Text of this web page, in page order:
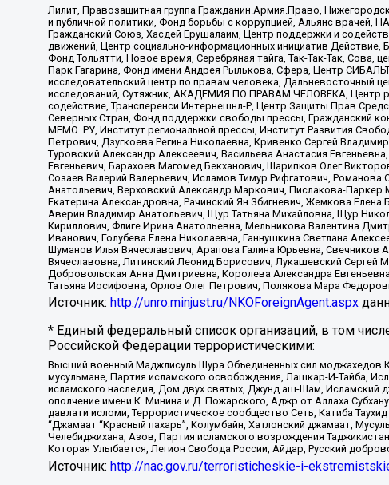
Лилит, Правозащитная группа Гражданин.Армия.Право,
и публичной политики, Фонд борьбы с коррупцией, Альянс
Гражданский Союз, Хасдей Ерушалаим, Центр поддержки и
движений, Центр социально-информационных инициатив
Фонд Тольятти, Новое время, Серебряная тайга, Так-Так-Так,
Парк Гагарина, Фонд имени Андрея Рылькова, Сфера, Центр
исследовательский центр по правам человека, Дальневосточный
исследований, Сутяжник, АКАДЕМИЯ ПО ПРАВАМ ЧЕЛОВЕКА, Центр
содействие, Трансперенси Интернешнл-Р, Центр Защиты Прав
Северных Стран, Фонд поддержки свободы прессы, Гражданский
МЕМО. РУ, Институт региональной прессы, Институт Развития
Петрович, Дзугкоева Регина Николаевна, Кривенко Сергей
Туровский Александр Алексеевич, Васильева Анастасия
Евгеньевич, Барахоев Магомед Бекханович, Шарипков Олег
Созаев Валерий Валерьевич, Исламов Тимур Рифгатович,
Анатольевич, Верховский Александр Маркович, Пислакова-
Екатерина Александровна, Рачинский Ян Збигневич, Жемкова
Аверин Владимир Анатольевич, Щур Татьяна Михайловна, Щур
Кириллович, Флиге Ирина Анатольевна, Мельникова Валентина
Иванович, Голубева Елена Николаевна, Ганнушкина Светлана
Шуманов Илья Вячеславович, Арапова Галина Юрьевна,
Вячеславовна, Литинский Леонид Борисович, Лукашевский Сергей
Добровольская Анна Дмитриевна, Королева Александра
Татьяна Иосифовна, Орлов Олег Петрович, Полякова Мара
Источник: http://unro.minjust.ru/NKOForeignAgent.aspx
* Единый федеральный список организаций, в том
Российской Федерации террористическими:
Высший военный Маджлисуль Шура Объединенных сил моджахедов
мусульмане, Партия исламского освобождения, Лашкар-И-Тайба,
исламского наследия, Дом двух святых, Джунд аш-Шам, Исламский
ополчение имени К. Минина и Д. Пожарского, Аджр от Аллаха
давлати исломи, Террористическое сообщество Сеть, Катиба
“Джамаат “Красный пахарь”, Колумбайн, Хатлонский джамаат,
Челебиджихана, Азов, Партия исламского возрождения
Которая Улыбается, Легион Свобода России, Айдар, Русский
Источник: http://nac.gov.ru/terroristicheskie-i-